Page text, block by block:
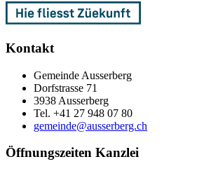
Kontakt
Gemeinde Ausserberg
Dorfstrasse 71
3938 Ausserberg
Tel. +41 27 948 07 80
gemeinde@ausserberg.ch
Öffnungszeiten Kanzlei